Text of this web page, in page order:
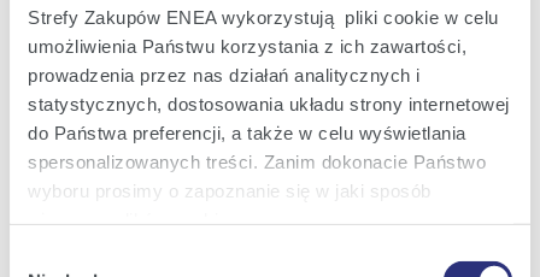
Strefy Zakupów ENEA wykorzystują pliki cookie w celu
umożliwienia Państwu korzystania z ich zawartości,
prowadzenia przez nas działań analitycznych i
statystycznych, dostosowania układu strony internetowej
do Państwa preferencji, a także w celu wyświetlania
spersonalizowanych treści. Zanim dokonacie Państwo
wyboru prosimy o zapoznanie się w jaki sposób
w niniejszym materiale może podlegać
ograniczeniom lub być zakazane przez prawo.
Papiery wartościowe, o których mowa w niniejszym
materiale, nie zostały i nie zostaną zarejestrowane
na podstawie Amerykańskiej Ustawy o Papierach
Wartościowych z 1933 roku ze zmianami (ang. U.S.
Securities Act of 1933) i nie mogą być oferowane
ani zbywane na terytorium Stanów Zjednoczonych
Ameryki za wyjątkiem transakcji niepodlegających